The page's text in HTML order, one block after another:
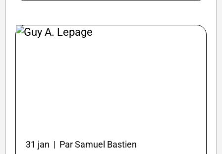
31 jan | Par Samuel Bastien